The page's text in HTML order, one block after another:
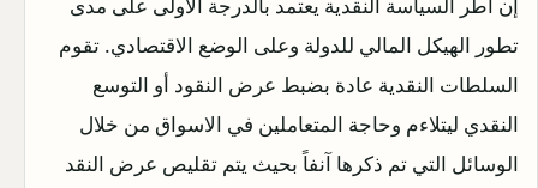
إن أطر السياسة النقدية يعتمد بالدرجة الاولى على مدى
تطور الهيكل المالي للدولة وعلى الوضع الاقتصادي. تقوم
السلطات النقدية عادة بضبط عرض النقود أو التوسع
النقدي ليتلاءم وحاجة المتعاملين في الاسواق من خلال
الوسائل التي تم ذكرها آنفاً بحيث يتم تقليص عرض النقد